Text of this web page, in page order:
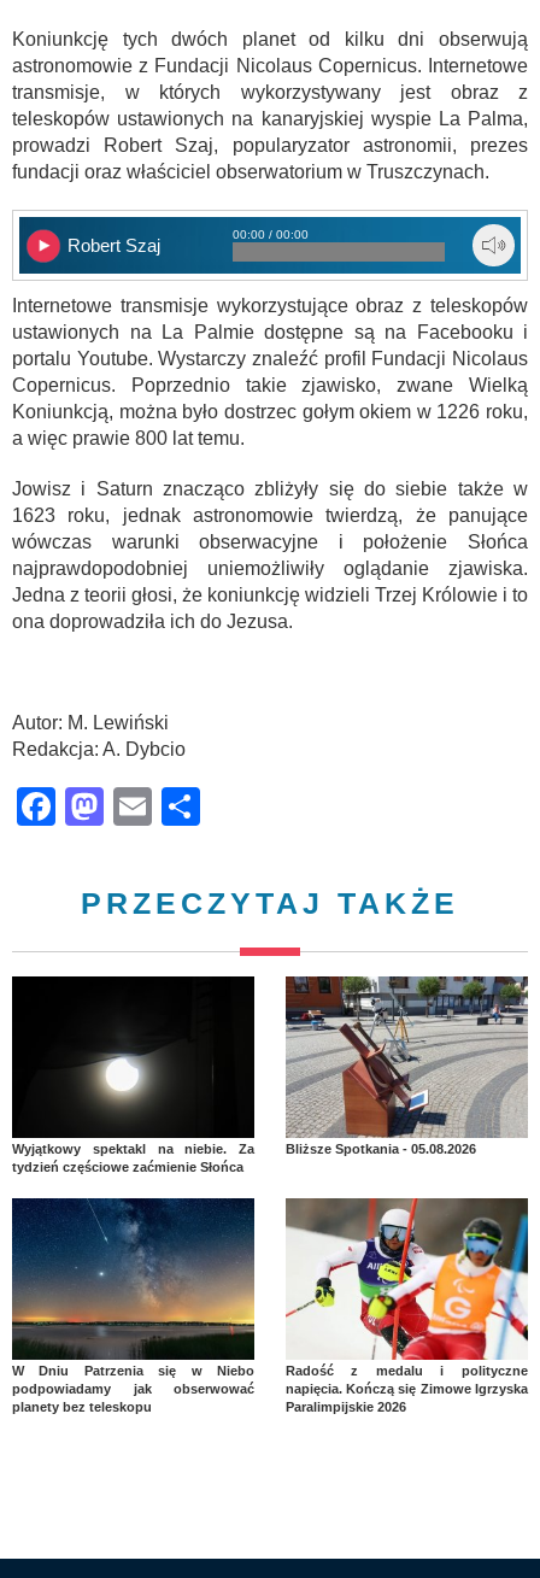
Koniunkcję tych dwóch planet od kilku dni obserwują
astronomowie z Fundacji Nicolaus Copernicus. Internetowe
transmisje, w których wykorzystywany jest obraz z
teleskopów ustawionych na kanaryjskiej wyspie La Palma,
prowadzi Robert Szaj, popularyzator astronomii, prezes
fundacji oraz właściciel obserwatorium w Truszczynach.
Robert Szaj
00:00 / 00:00
Internetowe transmisje wykorzystujące obraz z teleskopów
ustawionych na La Palmie dostępne są na Facebooku i
portalu Youtube. Wystarczy znaleźć profil Fundacji Nicolaus
Copernicus. Poprzednio takie zjawisko, zwane Wielką
Koniunkcją, można było dostrzec gołym okiem w 1226 roku,
a więc prawie 800 lat temu.
Jowisz i Saturn znacząco zbliżyły się do siebie także w
1623 roku, jednak astronomowie twierdzą, że panujące
wówczas warunki obserwacyjne i położenie Słońca
najprawdopodobniej uniemożliwiły oglądanie zjawiska.
Jedna z teorii głosi, że koniunkcję widzieli Trzej Królowie i to
ona doprowadziła ich do Jezusa.
Autor: M. Lewiński
Redakcja: A. Dybcio
Facebook
Mastodon
Email
PRZECZYTAJ TAKŻE
Wyjątkowy spektakl na niebie. Za
tydzień częściowe zaćmienie Słońca
Bliższe Spotkania - 05.08.2026
W Dniu Patrzenia się w Niebo
podpowiadamy jak obserwować
planety bez teleskopu
Radość z medalu i polityczne
napięcia. Kończą się Zimowe Igrzyska
Paralimpijskie 2026